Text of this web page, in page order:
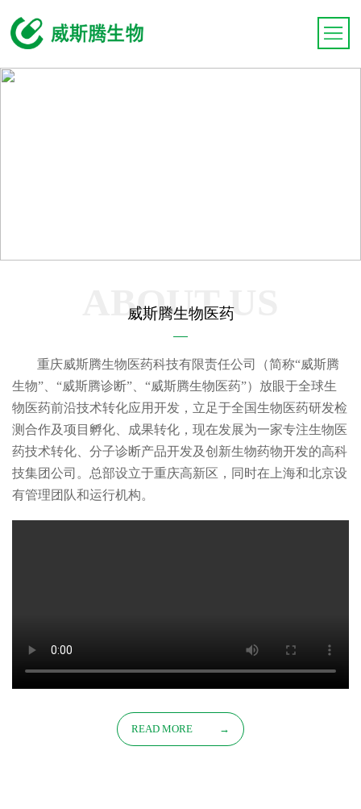
威斯腾生物医药
ABOUT US
重庆威斯腾生物医药科技有限责任公司（简称“威斯腾
生物”、“威斯腾诊断”、“威斯腾生物医药”）放眼于全球生
物医药前沿技术转化应用开发，立足于全国生物医药研发检
测合作及项目孵化、成果转化，现在发展为一家专注生物医
药技术转化、分子诊断产品开发及创新生物药物开发的高科
技集团公司。总部设立于重庆高新区，同时在上海和北京设
有管理团队和运行机构。
READ MORE →